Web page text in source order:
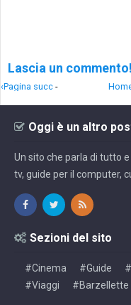
Lascia un commento!
‹Pagina succ -
Oggi è un altro
Un sito che parla di tutto
tv, guide per il computer,
Sezioni del sito
#Cinema #Guide
#Viaggi
#Barzellette